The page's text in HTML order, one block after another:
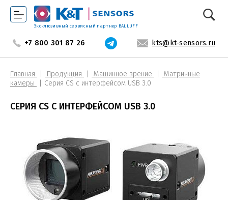
Эксклюзивный сервисный партнер BALLUFF
+7 800 301 87 26 kts@kt-sensors.ru
Главная Продукция Машинное зрение
Матричные
камеры
Серия CS с интерфейсом USB 3.0
СЕРИЯ CS С ИНТЕРФЕЙСОМ USB 3.0